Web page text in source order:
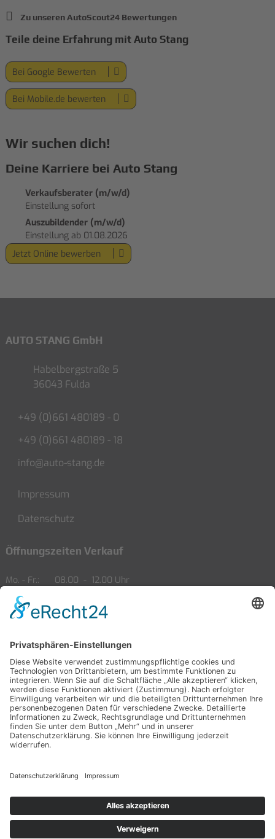
Zu unseren AutoScout24 Bewertungen
Teile deine Erfahrung mit Auto Stang
Bei Google Bewerten
Bei Mobile.de bewerten
Wir suchen dich!
Deine Karriere bei Auto Stang
Verkaufsberater (m/w/d)
Einstellung sofort
Auszubildender (m/w/d)
Einstellung ab 01.08.2026
Jetzt Online bewerben
AUTO STANG GmbH
Habelbergstraße 5
36043 Fulda
+49 (0)661 480189 - 0
+49 (0)661 480189 - 18
info@auto-stang.de
Impressum
Datenschutz
Öffnungszeiten Verkauf
Mo. - Fr. 08.00 - 12.00 Uhr
Sa.
09.00 - 14.00 Uhr
Öffnungszeiten Service
Mo. - Fr. 08.00- 12.00 Uhr
13.00- 18.00 Uhr
Sa.
09.00- 14.00 Uhr